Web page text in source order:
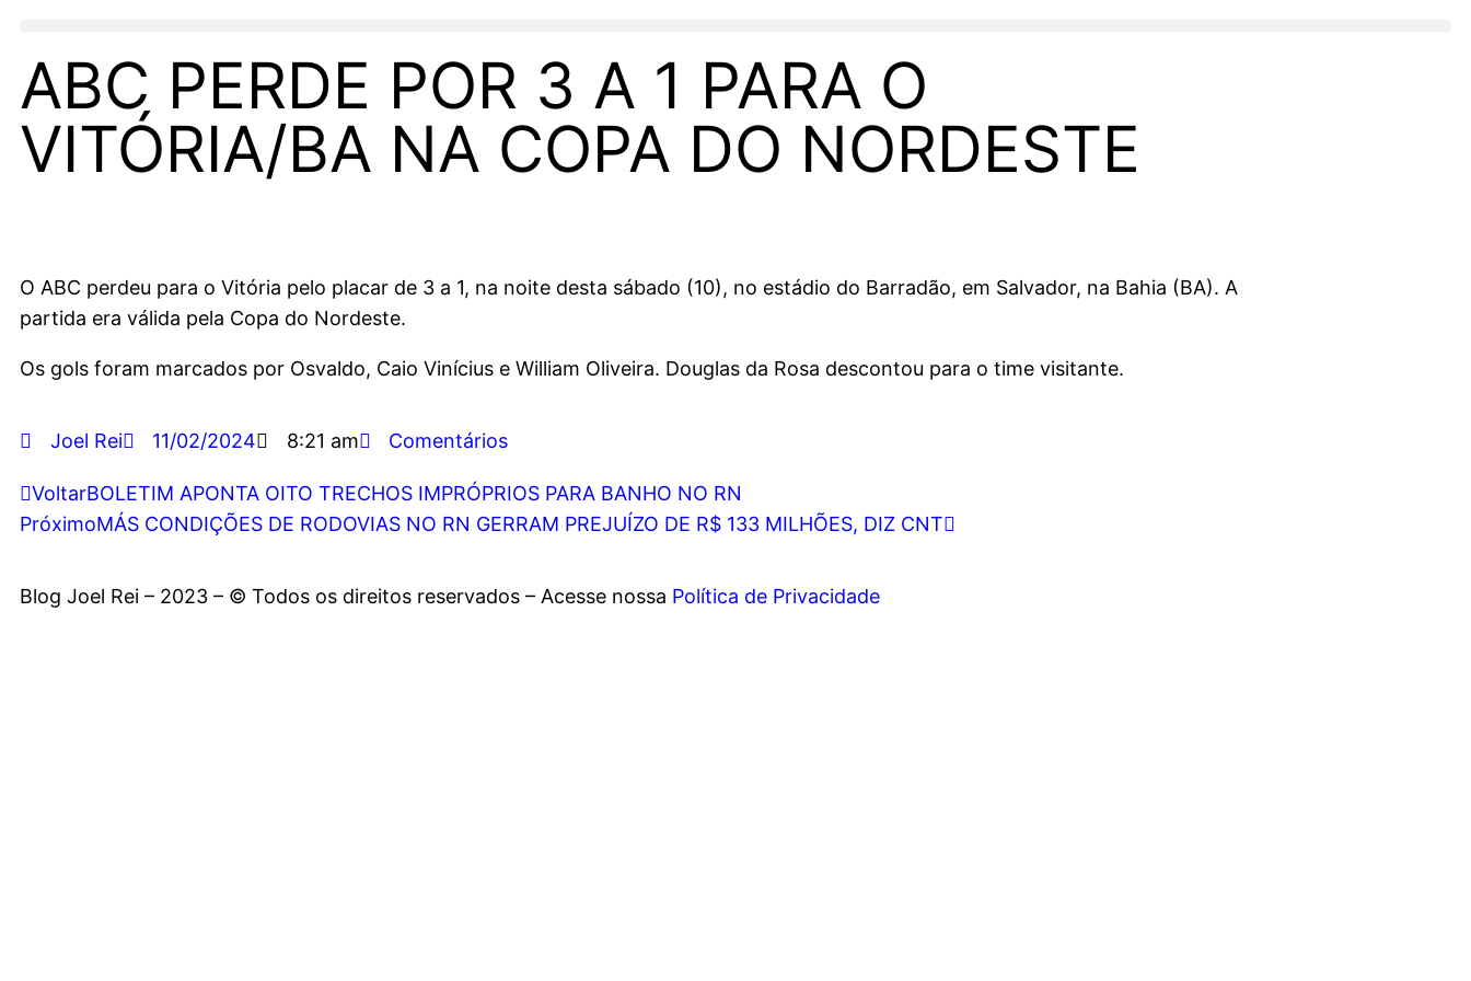
ABC PERDE POR 3 A 1 PARA O
VITÓRIA/BA NA COPA DO NORDESTE
O ABC perdeu para o Vitória pelo placar de 3 a 1, na noite desta sábado (10), no estádio do Barradão, em Salvador, na Bahia (BA). A
partida era válida pela Copa do Nordeste.
Os gols foram marcados por Osvaldo, Caio Vinícius e William Oliveira. Douglas da Rosa descontou para o time visitante.
Joel Rei 11/02/2024 8:21 am Comentários
VoltarBOLETIM APONTA OITO TRECHOS IMPRÓPRIOS PARA BANHO NO RN
PróximoMÁS CONDIÇÕES DE RODOVIAS NO RN GERRAM PREJUÍZO DE R$ 133 MILHÕES, DIZ CNT
Blog Joel Rei – 2023 – © Todos os direitos reservados – Acesse nossa Política de Privacidade